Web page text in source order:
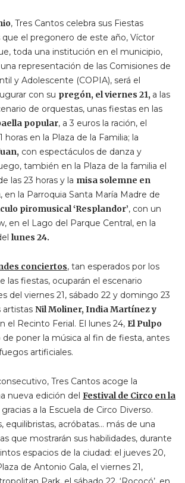
, Tres Cantos celebra sus Fiestas
que el pregonero de este año, Víctor
toda una institución en el municipio,
representación de las Comisiones de
y Adolescente (COPIA), será el
con su pregón, el viernes 21, a las
de orquestas, unas fiestas en las
popular, a 3 euros la ración, el
horas en la Plaza de la Familia; la
con espectáculos de danza y
también en la Plaza de la familia el
las 23 horas y la misa solemne en
, en la Parroquia Santa María Madre de
piromusical ‘Resplandor’, con un
en el Lago del Parque Central, en la
lunes 24.
conciertos, tan esperados por los
las fiestas, ocuparán el escenario
del viernes 21, sábado 22 y domingo 23
artistas Nil Moliner, India Martínez y
el Recinto Ferial. El lunes 24, El Pulpo
de poner la música al fin de fiesta, antes
artificiales.
Tres Cantos acoge la
nueva edición del Festival de Circo en la
gracias a la Escuela de Circo Diverso.
equilibristas, acróbatas… más de una
que mostrarán sus habilidades, durante
espacios de la ciudad: el jueves 20,
de Antonio Gala, el viernes 21,